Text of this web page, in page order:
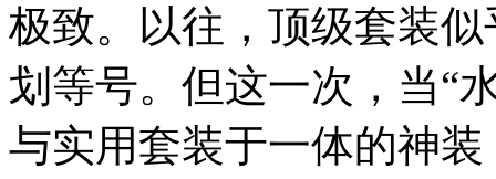
极致。以往，顶级套装
划等号。但这一次，当“
与实用套装于一体的神